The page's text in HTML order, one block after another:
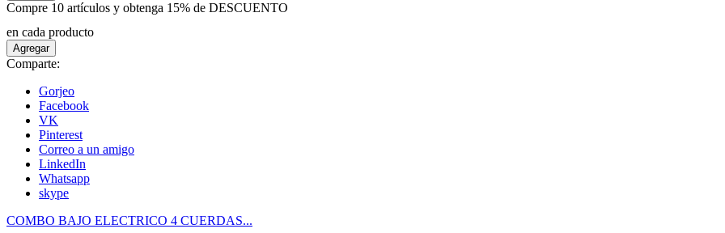
Compre 10 artículos y obtenga 15% de DESCUENTO
en cada producto
Agregar
Comparte:
Gorjeo
Facebook
VK
Pinterest
Correo a un amigo
LinkedIn
Whatsapp
skype
COMBO BAJO ELECTRICO 4 CUERDAS...